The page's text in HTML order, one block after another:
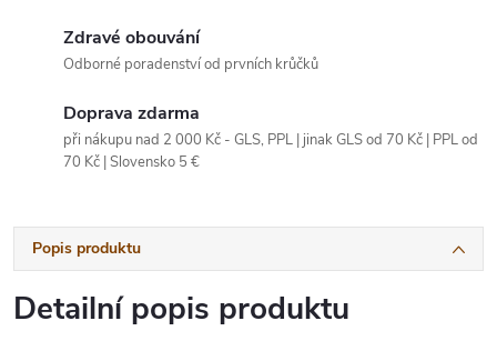
Zdravé obouvání
Odborné poradenství od prvních krůčků
Doprava zdarma
při nákupu nad 2 000 Kč - GLS, PPL | jinak GLS od 70 Kč | PPL od
70 Kč | Slovensko 5 €
Popis produktu
Detailní popis produktu